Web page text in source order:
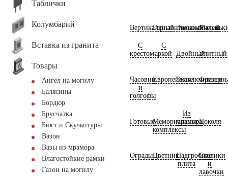
Таблички
Колумбарий
Вставка из гранита
Товары
Ангел на могилу
Балясины
Бордюр
Брусчатка
Бюст и Скульптуры
Вазон
Вазы из мрамора
Влагостойкие рамки
Газон на могилу
ВертикальныйГоризонтальный
Экономичный
С
крестом
С
аркой
ДвойныйЭлитный
Часовни
и
голгофы
ЕвропейскиеЭксклюзивные
ГотовыеМемориальные
комплексы
Из
мрамораЦоколя
ОградыЦветникНадгробная
плита
Столики
и
лавочки